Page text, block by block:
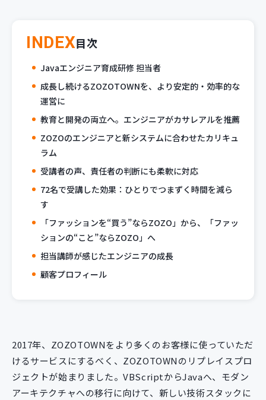
INDEX目次
Javaエンジニア育成研修 担当者
成長し続けるZOZOTOWNを、より安定的・効率的な
運営に
教育と開発の両立へ。エンジニアがカサレアルを推薦
ZOZOのエンジニアと新システムに合わせたカリキュ
ラム
受講者の声、責任者の判断にも柔軟に対応
72名で受講した効果：ひとりでつまずく時間を減ら
す
「ファッションを“買う”ならZOZO」から、「ファッ
ションの“こと”ならZOZO」へ
担当講師が感じたエンジニアの成長
顧客プロフィール
2017年、ZOZOTOWNをより多くのお客様に使っていただ
けるサービスにするべく、ZOZOTOWNのリプレイスプロ
ジェクトが始まりました。VBScriptからJavaへ、モダン
アーキテクチャへの移行に向けて、新しい技術スタックに